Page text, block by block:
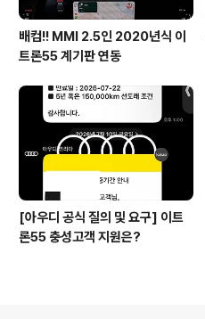
배컴!! MMI 2.5인 2020년식 이
트론55 계기판 연동
[아우디 공식 질의 및 요구] 이트
론55 충성고객 지원은?